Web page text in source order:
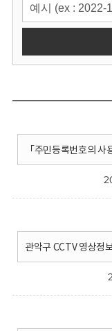
「주민등록번호의
관악구 CCTV 영상정